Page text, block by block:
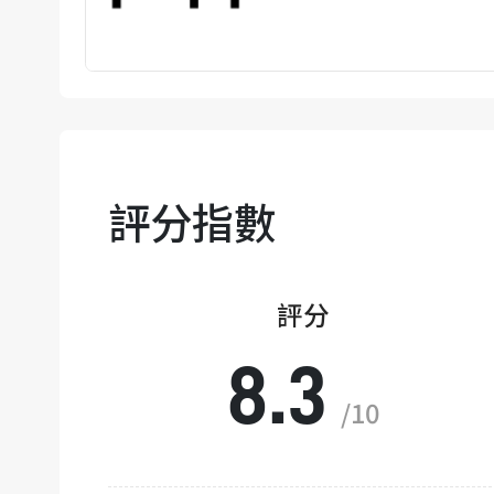
評分指數
評分
8.3 /10